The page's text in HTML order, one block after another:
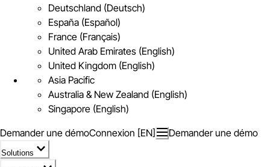
Deutschland (Deutsch)
España (Español)
France (Français)
United Arab Emirates (English)
United Kingdom (English)
Asia Pacific
Australia & New Zealand (English)
Singapore (English)
Demander une démoConnexion [EN] Demander une démo
Solutions